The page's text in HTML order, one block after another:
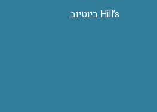
Hill’s ביוטיוב